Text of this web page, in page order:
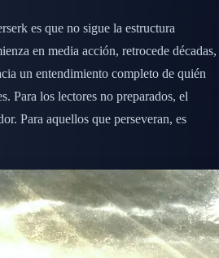
es que no sigue la estructura
en media acción, retrocede décadas,
un entendimiento completo de quién
Para los lectores no preparados, el
Para aquellos que perseveran, es